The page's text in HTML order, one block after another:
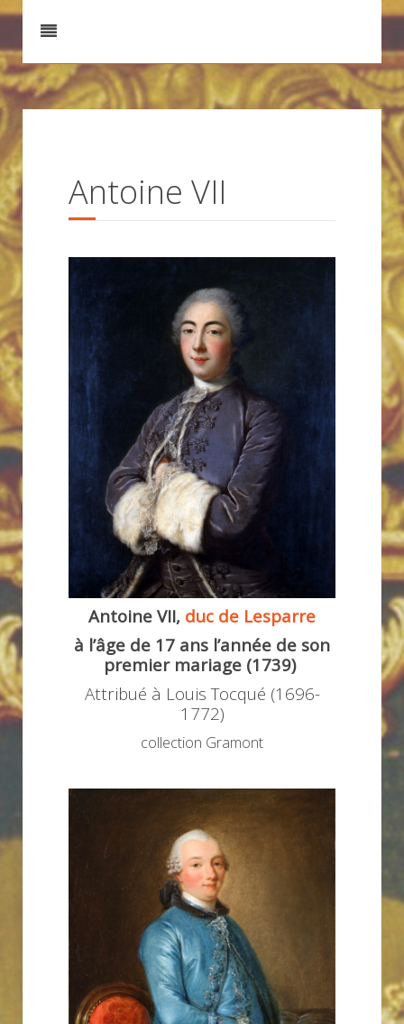
Antoine VII
Antoine VII, duc de Lesparre
à l’âge de 17 ans l’année de son
premier mariage (1739)
Attribué à Louis Tocqué (1696-
1772)
collection Gramont